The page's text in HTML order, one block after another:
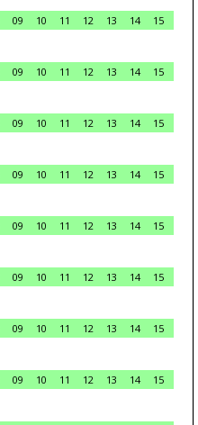
09 10 11 12 13 14
15
09 10 11 12 13 14
15
09 10 11 12 13 14
15
09 10 11 12 13 14
15
09 10 11 12 13 14
15
09 10 11 12 13 14
15
09 10 11 12 13 14
15
09 10 11 12 13 14
15